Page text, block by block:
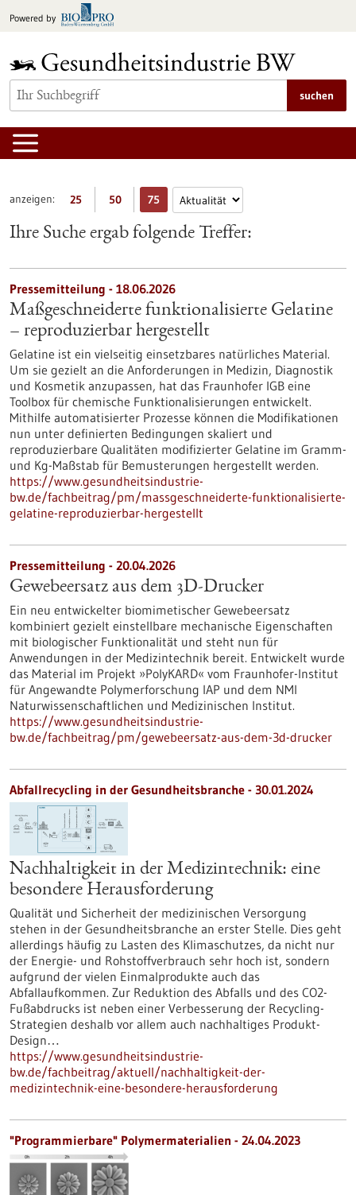
Inhalt
Powered by
suchen
anzeigen: 25 50 75
Ihre Suche ergab folgende Treffer:
Pressemitteilung - 18.06.2026
Maßgeschneiderte funktionalisierte Gelatine
– reproduzierbar hergestellt
Gelatine ist ein vielseitig einsetzbares natürliches Material.
Um sie gezielt an die Anforderungen in Medizin, Diagnostik
und Kosmetik anzupassen, hat das Fraunhofer IGB eine
Toolbox für chemische Funktionalisierungen entwickelt.
Mithilfe automatisierter Prozesse können die Modifikationen
nun unter definierten Bedingungen skaliert und
reproduzierbare Qualitäten modifizierter Gelatine im Gramm-
und Kg-Maßstab für Bemusterungen hergestellt werden.
https://www.gesundheitsindustrie-
bw.de/fachbeitrag/pm/massgeschneiderte-funktionalisierte-
gelatine-reproduzierbar-hergestellt
Pressemitteilung - 20.04.2026
Gewebeersatz aus dem 3D-Drucker
Ein neu entwickelter biomimetischer Gewebeersatz
kombiniert gezielt einstellbare mechanische Eigenschaften
mit biologischer Funktionalität und steht nun für
Anwendungen in der Medizintechnik bereit. Entwickelt wurde
das Material im Projekt »PolyKARD« vom Fraunhofer-Institut
für Angewandte Polymerforschung IAP und dem NMI
Naturwissenschaftlichen und Medizinischen Institut.
https://www.gesundheitsindustrie-
bw.de/fachbeitrag/pm/gewebeersatz-aus-dem-3d-drucker
Abfallrecycling in der Gesundheitsbranche - 30.01.2024
Nachhaltigkeit in der Medizintechnik: eine
besondere Herausforderung
Qualität und Sicherheit der medizinischen Versorgung
stehen in der Gesundheitsbranche an erster Stelle. Dies geht
allerdings häufig zu Lasten des Klimaschutzes, da nicht nur
der Energie- und Rohstoffverbrauch sehr hoch ist, sondern
aufgrund der vielen Einmalprodukte auch das
Abfallaufkommen. Zur Reduktion des Abfalls und des CO2-
Fußabdrucks ist neben einer Verbesserung der Recycling-
Strategien deshalb vor allem auch nachhaltiges Produkt-
Design…
https://www.gesundheitsindustrie-
bw.de/fachbeitrag/aktuell/nachhaltigkeit-der-
medizintechnik-eine-besondere-herausforderung
"Programmierbare" Polymermaterialien - 24.04.2023